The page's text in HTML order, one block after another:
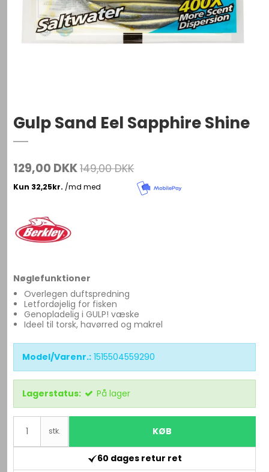
Gulp Sand Eel Sapphire Shine
129,00 DKK149,00 DKK
Nøglefunktioner
Overlegen duftspredning
Letfordøjelig for fisken
Genopladelig i GULP! væske
Ideel til torsk, havørred og makrel
Model/Varenr.: 1515504559290
Lagerstatus: På lager
stk. KØB
60 dages retur ret